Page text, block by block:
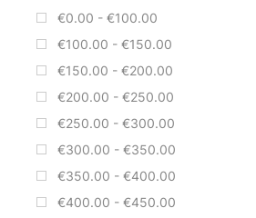
€0.00 - €100.00
€100.00 - €150.00
€150.00 - €200.00
€200.00 - €250.00
€250.00 - €300.00
€300.00 - €350.00
€350.00 - €400.00
€400.00 - €450.00